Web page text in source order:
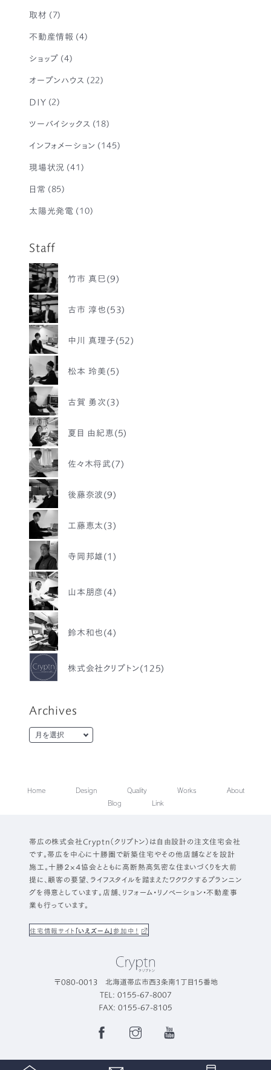
取材 (7)
不動産情報 (4)
ショップ (4)
オープンハウス (22)
DIY (2)
ツーバイシックス (18)
インフォメーション (145)
現場状況 (41)
日常 (85)
太陽光発電 (10)
Staff
竹市 真巳(9)
古市 淳也(53)
中川 真理子(52)
松本 玲美(5)
古賀 勇次(3)
夏目 由紀恵(5)
佐々木将武(7)
後藤奈波(9)
工藤恵太(3)
寺岡邦雄(1)
山本朋彦(4)
鈴木和也(4)
株式会社クリプトン(125)
Archives
Home Design Quality Works
About
Blog
Link
帯広の株式会社Cryptn（クリプトン）は自由設計の注文住宅会社
です。帯広を中心に十勝圏で新築住宅やその他店舗などを設計
施工。十勝２×４協会とともに高断熱高気密な住まいづくりを大前
提に、顧客の要望、ライフスタイルを踏まえたワクワクするプランニン
グを得意としています。店舗、リフォーム・リノベーション・不動産事
業も行っています。
住宅情報サイト「いえズーム」参加中！
〒080-0013 北海道帯広市西3条南1丁目15番地
TEL: 0155-67-8007
FAX: 0155-67-8105
FacebookInstagramYouTube